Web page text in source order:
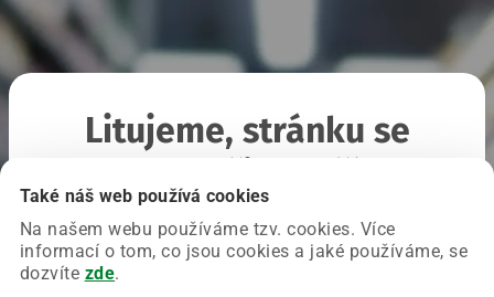
Také náš web používá cookies
Na našem webu používáme tzv. cookies. Více
informací o tom, co jsou cookies a jaké používáme, se
dozvíte zde.
Litujeme, stránku se
Chyba nastala na naší straně a už ji opravujeme.
Zkuste prosím znovu načíst požadovanou stránku.